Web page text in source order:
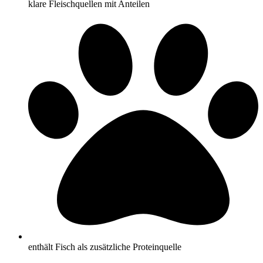
klare Fleischquellen mit Anteilen
enthält Fisch als zusätzliche Proteinquelle